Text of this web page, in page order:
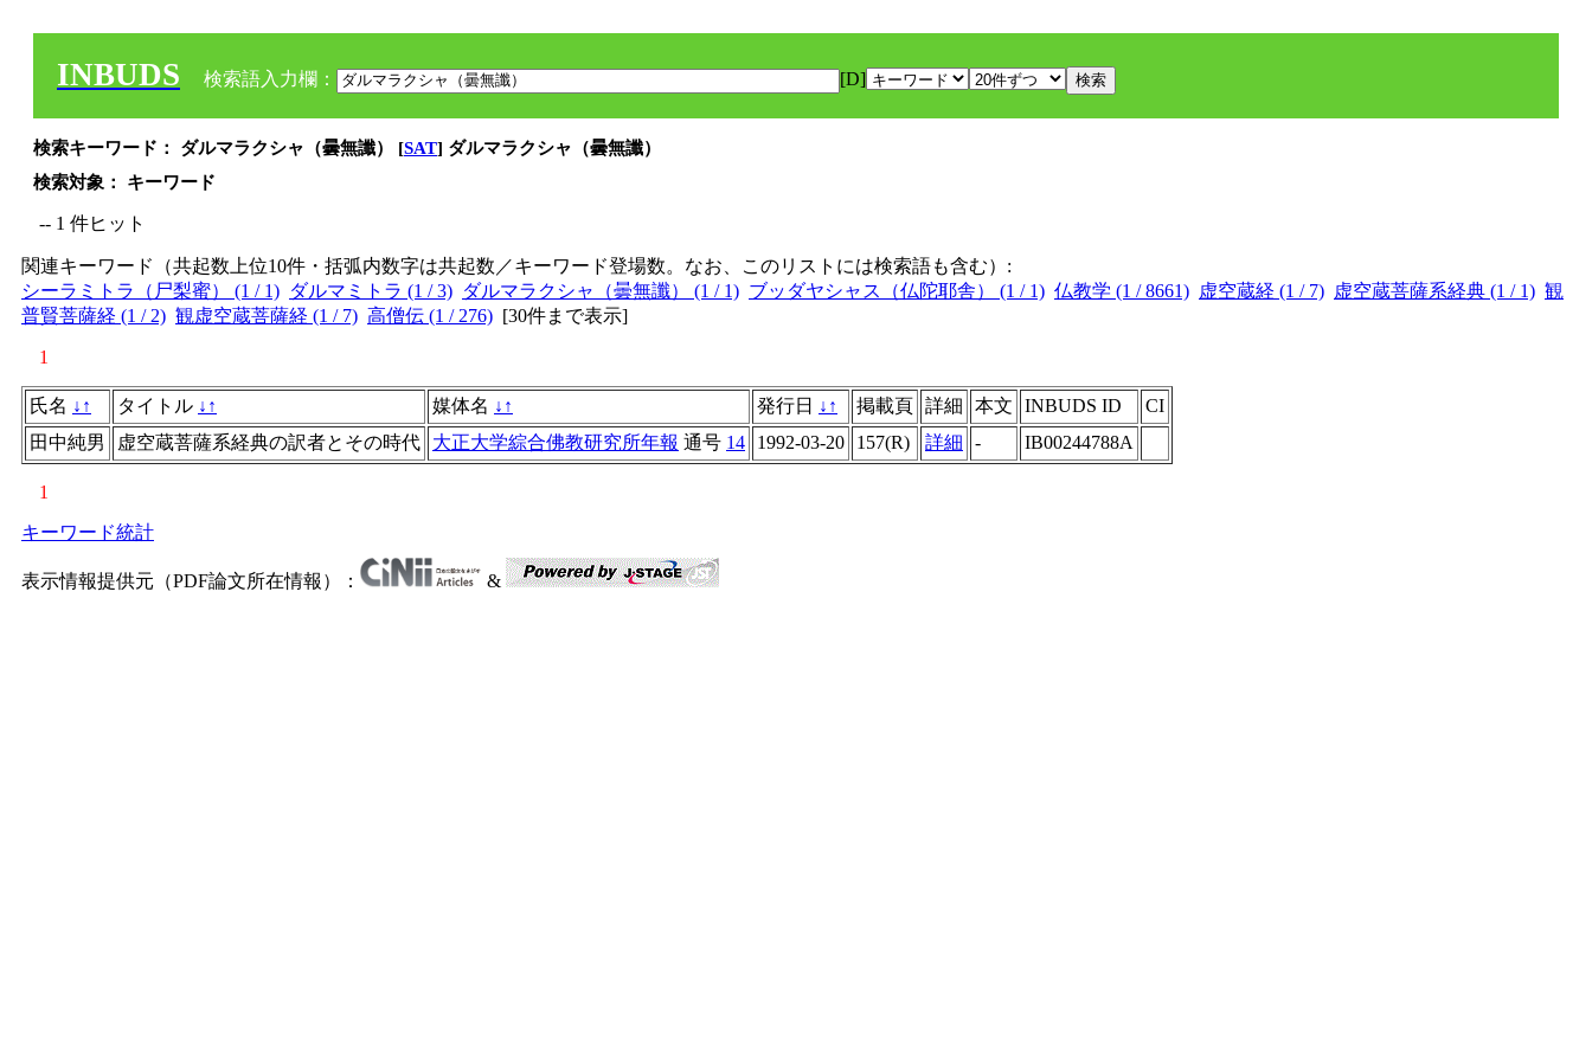
INBUDS 検索語入力欄： [D]
検索キーワード： ダルマラクシャ（曇無讖） [SAT] ダルマラクシャ（曇無讖）
検索対象： キーワード
-- 1 件ヒット
関連キーワード（共起数上位10件・括弧内数字は共起数／キーワード登場数。なお、このリストには検索語も含む）:
シーラミトラ（尸梨蜜） (1 / 1) ダルマミトラ (1 / 3) ダルマラクシャ（曇無讖） (1 / 1) ブッダヤシャス（仏陀耶舎） (1 / 1) 仏教学 (1 / 8661) 虚空蔵経 (1 / 7) 虚空蔵菩薩系経典 (1 / 1) 観
普賢菩薩経 (1 / 2) 観虚空蔵菩薩経 (1 / 7) 高僧伝 (1 / 276) [30件まで表示]
1
氏名 ↓ ↑ タイトル ↓ ↑ 媒体名 ↓ ↑ 発行日 ↓ ↑ 掲載頁 詳細 本文 INBUDS ID
CI
田中純男
虚空蔵菩薩系経典の訳者とその時代 大正大学綜合佛教研究所年報 通号 14 1992-03-20 157(R) 詳細 - IB00244788A
1
キーワード統計
表示情報提供元（PDF論文所在情報）： &